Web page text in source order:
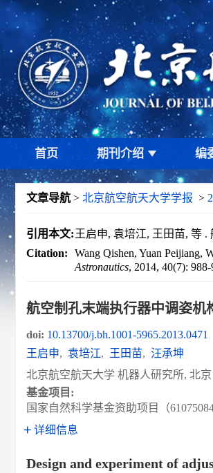
首页 期刊介绍 编
文章导航 > 北京航空航天大学学报 >
引用本文: 王启申, 袁培江, 王田苗, 等 .
Citation:
Wang Qishen, Yuan Peijiang,
Astronautics, 2014, 40(7): 988-
航空制孔末端执行器中调姿机
doi: 10.13700/j.bh.1001-5965.2013.0471
王启申, 袁培江, 王田苗, 汪承坤
北京航空航天大学 机器人研究所, 北京
基金项目:
国家自然科学基金资助项目（
详细信息
Design and experiment of